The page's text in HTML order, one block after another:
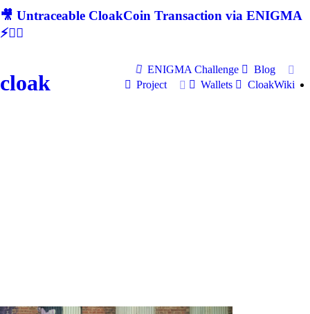
🎥 Untraceable CloakCoin Transaction via ENIGMA
⚡🕵‍♂
cloak
ENIGMA Challenge
Blog
Project
Wallets CloakWiki